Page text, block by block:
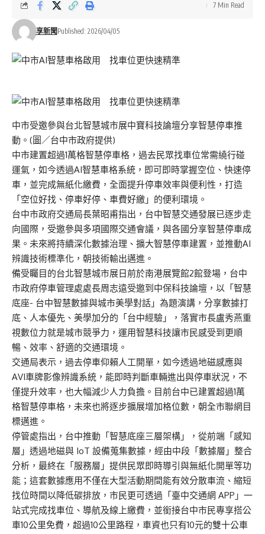
享新聞 Published: 2026/04/05
7 Min Read
中市受邀參與台北智慧城市展中寶科技論壇分享智慧停車推
動。(圖／台中市政府提供)
中市建置超過1萬格智慧停車格，過去民眾找車位常需繞行碰
運氣，如今透過AI智慧車格系統，即可即時掌握空位、快速停
車，並完成無紙化繳費，全面提升停車效率與便利性，打造
「空位好找、停車好停、車費好繳」的便利環境。
台中市政府交通局長葉昭甫指出，台中智慧交通發展已逐步走
向國際，受邀參與多項國際交通會議，與各國分享智慧停車成
果。未來將持續深化數據治理、擴大智慧停車建置，並推動AI
辨識技術標準化，朝技術輸出邁進。
備受矚目的台北智慧城市展日前於南港展覽館2館登場，台中
市政府停車管理處處長周志遠受邀到中保科技論壇，以「智慧
底座- 台中智慧數據與城市美學對話」為題演講，分享數據打
底、人本優先、美學加分的「台中經驗」，落實市長盧秀燕重
視數位力就是城市競爭力，運用智慧科技讓市民感受到更順
暢、效率、舒適的交通環境。
交通局表示，過去停車仰賴人工開單，如今透過地磁感應與
AVI車牌影像辨識系統，能即時判斷車輛進出與停車狀況，不
僅提升效率，也大幅減少人力負擔。目前台中已建置超過1萬
格智慧停車格，未來也將逐步擴展增加格位數，朝全市聯網目
標邁進。
停管處指出，台中推動「智慧底座三層架構」，從前端「感知
層」透過地磁與 IoT 設備蒐集數據，經由中段「數據層」整合
分析，最終在「服務層」提供民眾即時導引與無紙化開單等功
能；這套數據應用不僅在大型活動期間能有效分散車流、縮短
找位時間以降低碳排放，市民更可透過「臺中交通網 APP」一
站式完成找車位、導航及線上繳費，並銜接台中市民專享搭公
車10公里免費，超過10公里路程，車資也只有10元的雙十公車